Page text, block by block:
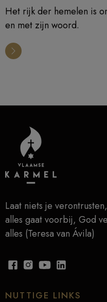
Het rijk der hemelen is
en met zijn woord.
Laat niets je
alles gaat voorbij, God
alles (Teresa van Ávila)
NUTTIGE LINKS